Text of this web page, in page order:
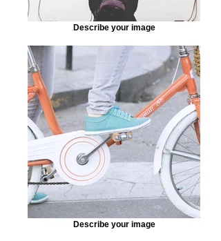
Describe your image
Describe your image